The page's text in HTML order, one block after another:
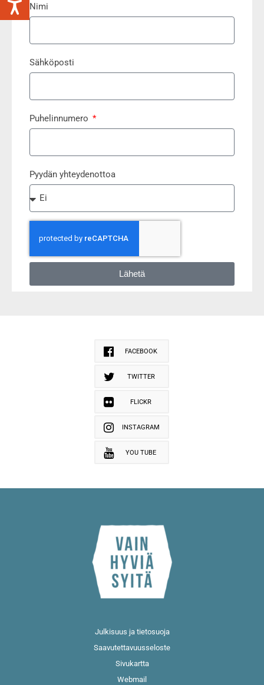
Nimi
Sähköposti
Puhelinnumero
Pyydän yhteydenottoa
Lähetä
FACEBOOK
TWITTER
FLICKR
INSTAGRAM
YOU TUBE
Julkisuus ja tietosuoja
Saavutettavuusseloste
Sivukartta
Webmail